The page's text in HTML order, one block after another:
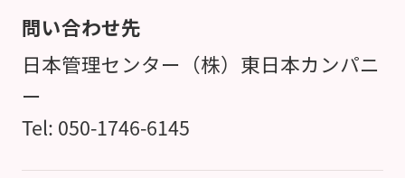
問い合わせ先
日本管理センター（株）東日本カンパニ
ー
Tel: 050-1746-6145